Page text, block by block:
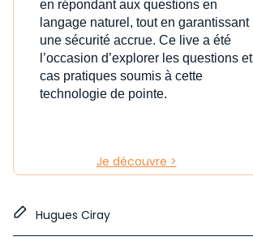
en répondant aux questions en
langage naturel, tout en garantissant
une sécurité accrue. Ce live a été
l’occasion d’explorer les questions et
cas pratiques soumis à cette
technologie de pointe.
Je découvre >
Hugues Ciray